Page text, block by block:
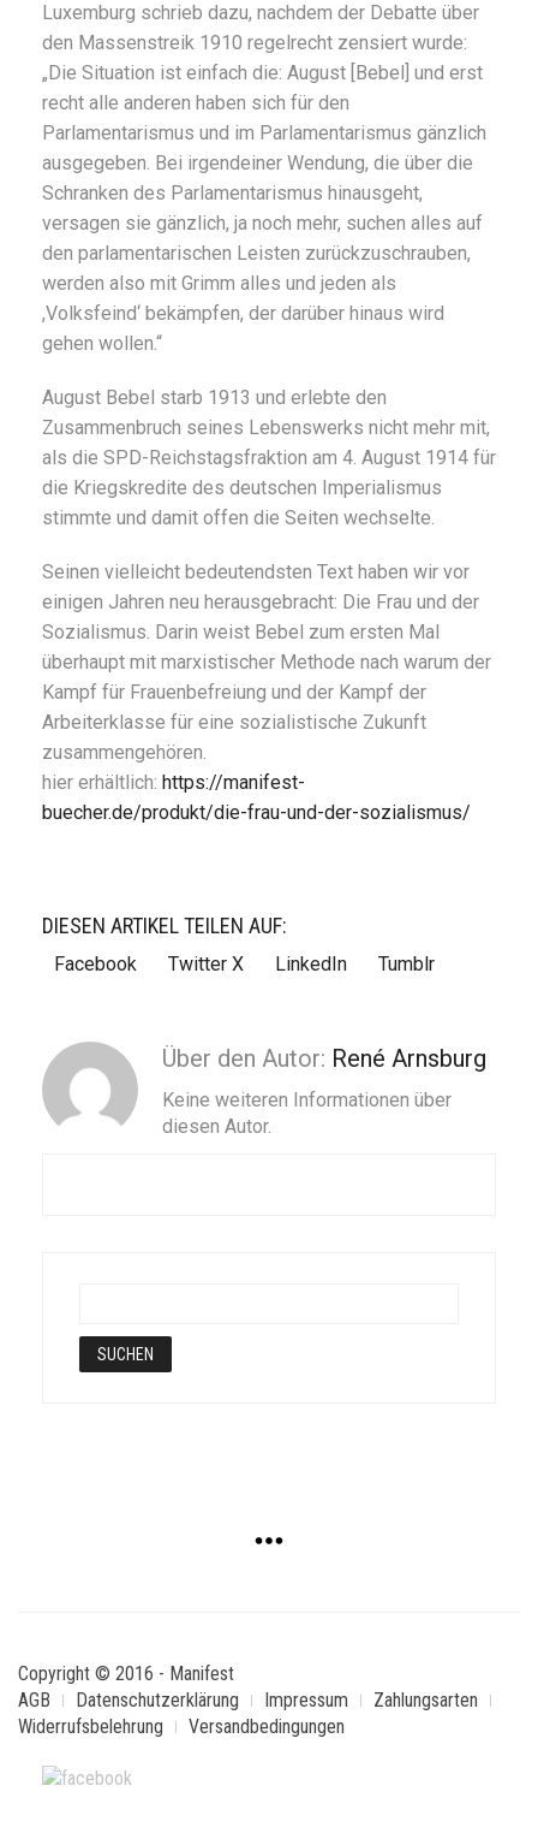
Luxemburg schrieb dazu, nachdem der Debatte über
den Massenstreik 1910 regelrecht zensiert wurde:
„Die Situation ist einfach die: August [Bebel] und erst
recht alle anderen haben sich für den
Parlamentarismus und im Parlamentarismus gänzlich
ausgegeben. Bei irgendeiner Wendung, die über die
Schranken des Parlamentarismus hinausgeht,
versagen sie gänzlich, ja noch mehr, suchen alles auf
den parlamentarischen Leisten zurückzuschrauben,
werden also mit Grimm alles und jeden als
,Volksfeind‘ bekämpfen, der darüber hinaus wird
gehen wollen.“
August Bebel starb 1913 und erlebte den
Zusammenbruch seines Lebenswerks nicht mehr mit,
als die SPD-Reichstagsfraktion am 4. August 1914 für
die Kriegskredite des deutschen Imperialismus
stimmte und damit offen die Seiten wechselte.
Seinen vielleicht bedeutendsten Text haben wir vor
einigen Jahren neu herausgebracht: Die Frau und der
Sozialismus. Darin weist Bebel zum ersten Mal
überhaupt mit marxistischer Methode nach warum der
Kampf für Frauenbefreiung und der Kampf der
Arbeiterklasse für eine sozialistische Zukunft
zusammengehören.
hier erhältlich: https://manifest-
buecher.de/produkt/die-frau-und-der-sozialismus/
DIESEN ARTIKEL TEILEN AUF:
Facebook Twitter X LinkedIn Tumblr
Über den Autor: René Arnsburg
Keine weiteren Informationen über
diesen Autor.
Copyright © 2016 - Manifest
AGB
Datenschutzerklärung Impressum
Zahlungsarten
Widerrufsbelehrung
Versandbedingungen